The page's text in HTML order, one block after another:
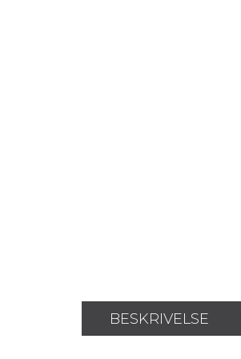
BESKRIVELSE